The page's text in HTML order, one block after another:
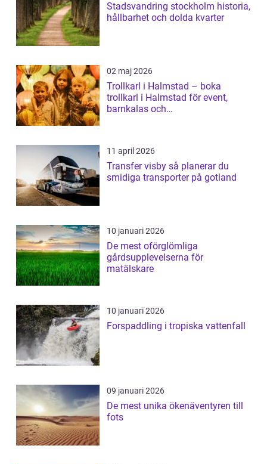
Stadsvandring stockholm historia,
hållbarhet och dolda kvarter
02 maj 2026
Trollkarl i Halmstad – boka
trollkarl i Halmstad för event,
barnkalas och
11 april 2026
Transfer visby så planerar du
smidiga transporter på gotland
10 januari 2026
De mest oförglömliga
gårdsupplevelserna för
matälskare
10 januari 2026
Forspaddling i tropiska vattenfall
09 januari 2026
De mest unika ökenäventyren till
fots